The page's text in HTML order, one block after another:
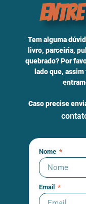
Tem alguma
livro, parceiria,
quebrado? Por
lado que,
Caso precise
Nome
Email